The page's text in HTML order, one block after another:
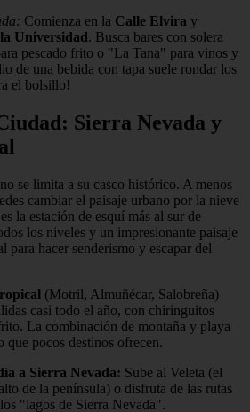
Comienza en la Calle Elvira y
Universidad. Busca bares con solera
pescado frito o "La Tana" para vinos y
de una bebida con tapa suele rondar los
el bolsillo!
Sierra Nevada y
no se limita a su casco histórico. A menos
cambiar el paisaje urbano por la nieve
es la estación de esquí más al sur de
los niveles y un impresionante paisaje
para hacer senderismo y escapar del
(Motril, Almuñécar, Salobreña)
casi todo el año, con chiringuitos
La combinación de montaña y playa
que pocos destinos ofrecen.
a Sierra Nevada: Sube al Veleta (el
de la península) o disfruta de las rutas
"lagos de Sierra Nevada".